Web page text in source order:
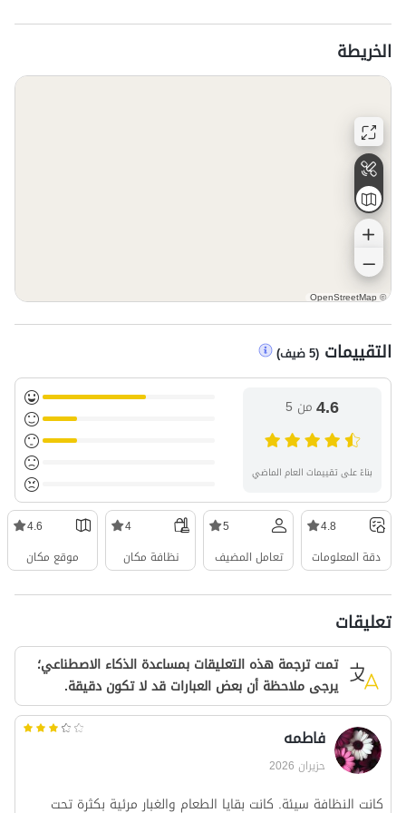
الخريطة
©
OpenStreetMap
التقييمات (
5ضيف)
4.6من 5
بناءً على تقييمات العام الماضي
4.8
دقة المعلومات
5
تعامل المضيف
4
نظافة مكان
4.6
موقع مكان
تعليقات
تمت ترجمة هذه التعليقات بمساعدة الذكاء الاصطناعي؛
يرجى ملاحظة أن بعض العبارات قد لا تكون دقيقة.
فاطمه
حزيران 2026
كانت النظافة سيئة. كانت بقايا الطعام والغبار مرئية بكثرة تحت